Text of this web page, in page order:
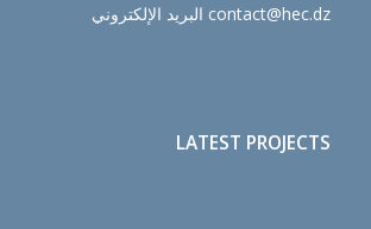
contact@hec.dz البريد الإلكتروني
LATEST PROJECTS